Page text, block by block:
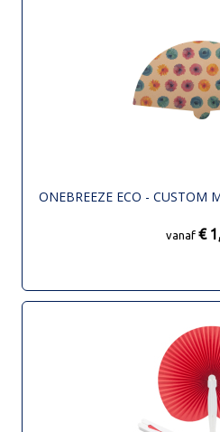
ONEBREEZE ECO - CUSTOM
vanaf €